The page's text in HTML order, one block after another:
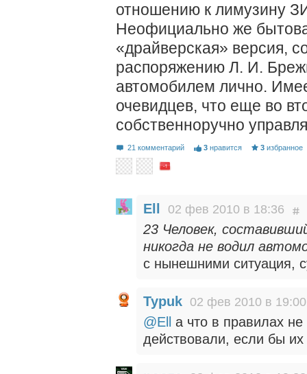
отношению к лимузину
Неофициально же
«драйверская» версия,
распоряжению Л. И.
автомобилем лично.
очевидцев, что еще во
собственноручно
21 комментарий 3 нравится 3 избранное
Ell 02 фев 2010 в 18:36
23 Человек,
никогда не водил
с нынешними ситуация,
Typuk 02 фев 2010 в 19:00
@Ell
а что в правилах
действовали, если бы